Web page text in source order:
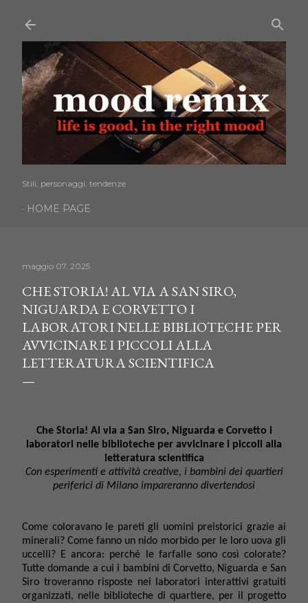
Stili, personaggi, tendenze
HOME PAGE
maggio 07, 2025
CHE STORIA! AL VIA A SAN SIRO,
NIGUARDA E CORVETTO I
LABORATORI NELLE BIBLIOTECHE PER
AVVICINARE I PICCOLI ALLA
LETTERATURA SCIENTIFICA
Che Storia! Al via a San Siro, Niguarda e Corvetto i
laboratori nelle biblioteche per avvicinare i piccoli alla
letteratura scientifica
Con esperimenti e attività creative, i bambini dei quartieri
periferici di Milano impareranno divertendosi
Come coloravano le pareti gli uomini preistorici grazie ai
minerali? Come fanno un nido morbido per le loro uova gli
uccelli? E ancora: perché le farfalle sono così colorate?
Tutte domande a cui i bambini di Corvetto, Niguarda e San
Siro troveranno risposte nei laboratori interattivi gratuiti
organizzati, nelle biblioteche di quartiere, per il progetto